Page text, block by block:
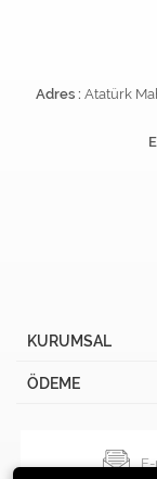
Adres : Atatürk
KURUMSAL
ÖDEME